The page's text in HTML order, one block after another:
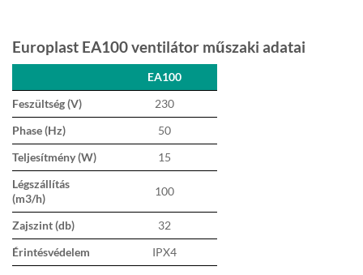
Europlast EA100 ventilátor műszaki adatai
EA100
Feszültség (V)
230
Phase (Hz)
50
Teljesítmény (W)
15
Légszállítás
(m3/h)
100
Zajszint (db)
32
Érintésvédelem
IPX4